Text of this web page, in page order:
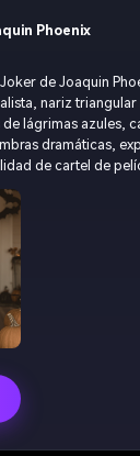
Phoenix
de Joaquin
nariz
lágrimas azules,
dramáticas,
de cartel de